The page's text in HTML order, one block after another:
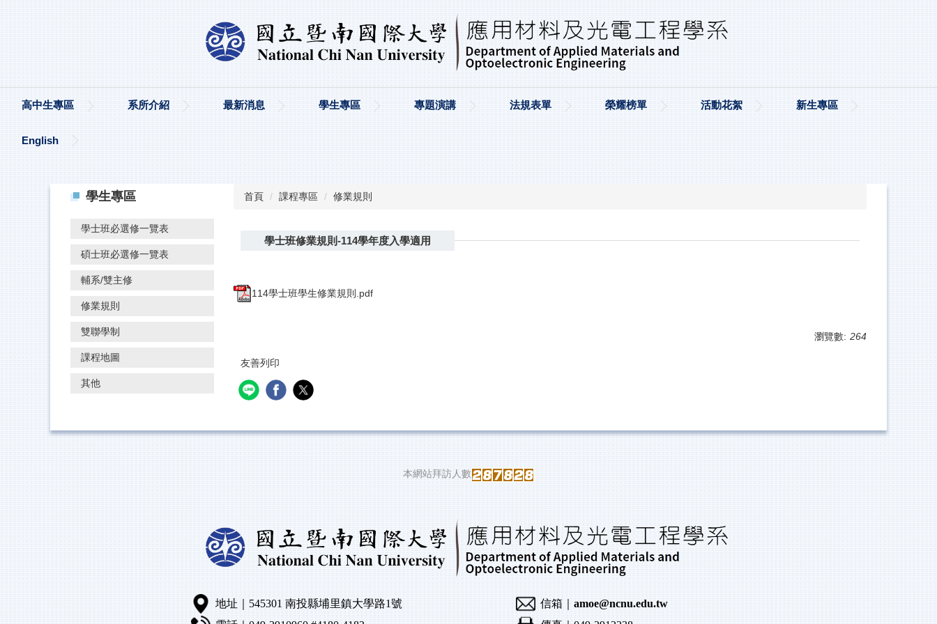
高中生專區 系所介紹 最新消息 學生專區 專題演講 法規表單 榮耀榜單 活動花絮 新生專區
English
學生專區
學士班必選修一覽表
碩士班必選修一覽表
輔系/雙主修
修業規則
雙聯學制
課程地圖
其他
首頁 課程專區 修業規則
學士班修業規則-114學年度入學適用
114學士班學生修業規則.pdf
瀏覽數: 264
友善列印
本網站拜訪人數
地址｜545301 南投縣埔里鎮大學路1號 信箱｜ amoe@ncnu.edu.tw